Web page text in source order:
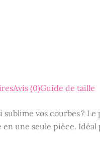
Avis (0)Guide de taille
vos courbes ?
une seule pièce.